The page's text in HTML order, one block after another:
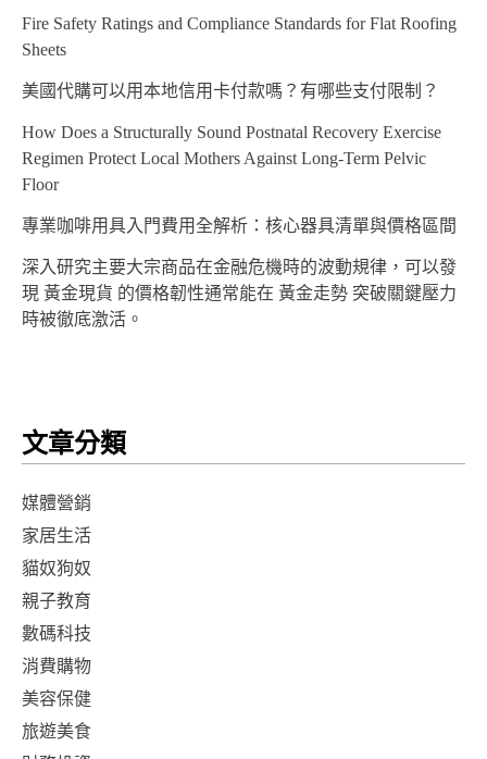
Fire Safety Ratings and Compliance Standards for Flat Roofing
Sheets
美國代購可以用本地信用卡付款嗎？有哪些支付限制？
How Does a Structurally Sound Postnatal Recovery Exercise
Regimen Protect Local Mothers Against Long-Term Pelvic
Floor
專業咖啡用具入門費用全解析：核心器具清單與價格區間
深入研究主要大宗商品在金融危機時的波動規律，可以發
現 黃金現貨 的價格韌性通常能在 黃金走勢 突破關鍵壓力
時被徹底激活。
文章分類
媒體營銷
家居生活
貓奴狗奴
親子教育
數碼科技
消費購物
美容保健
旅遊美食